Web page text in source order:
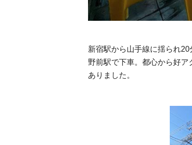
新宿駅から山手線に揺られ
野前駅で下車。都心から好
ありました。